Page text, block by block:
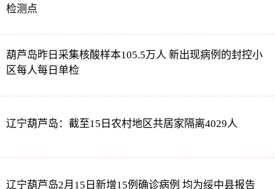
检测点
葫芦岛昨日采集核酸样本105.5万人 新出现病例的封控小
区每人每日单检
辽宁葫芦岛：截至15日农村地区共居家隔离4029人
辽宁葫芦岛2月15日新增15例确诊病例 均为绥中县报告